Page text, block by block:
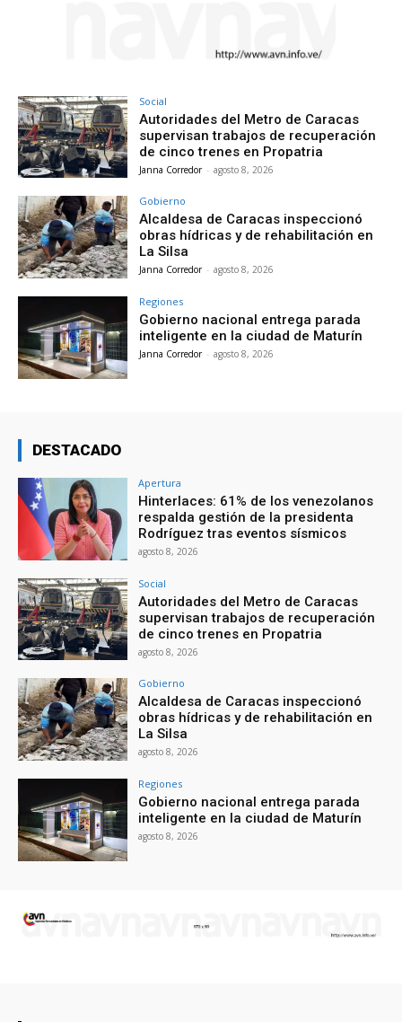
Social
Autoridades del Metro de Caracas
supervisan trabajos de recuperación
de cinco trenes en Propatria
Janna Corredor - agosto 8, 2026
Gobierno
Alcaldesa de Caracas inspeccionó
obras hídricas y de rehabilitación en
La Silsa
Janna Corredor - agosto 8, 2026
Regiones
Gobierno nacional entrega parada
inteligente en la ciudad de Maturín
Janna Corredor - agosto 8, 2026
DESTACADO
Apertura
Hinterlaces: 61% de los venezolanos
respalda gestión de la presidenta
Rodríguez tras eventos sísmicos
agosto 8, 2026
Social
Autoridades del Metro de Caracas
supervisan trabajos de recuperación
de cinco trenes en Propatria
agosto 8, 2026
Gobierno
Alcaldesa de Caracas inspeccionó
obras hídricas y de rehabilitación en
La Silsa
agosto 8, 2026
Regiones
Gobierno nacional entrega parada
inteligente en la ciudad de Maturín
agosto 8, 2026